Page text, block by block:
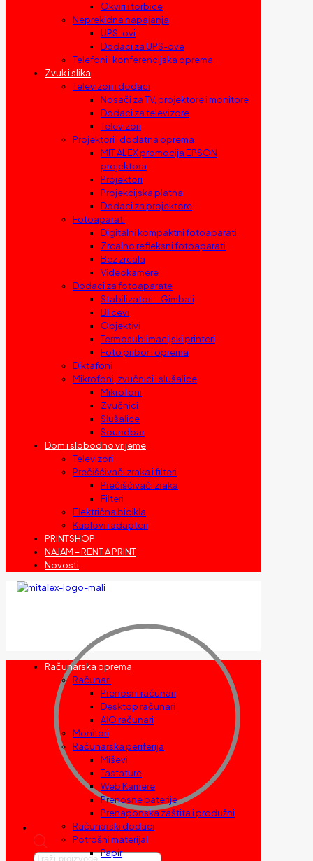
Okviri i torbice
Neprekidna napajanja
UPS-ovi
Dodaci za UPS-ove
Telefoni i konferencijska oprema
Zvuk i slika
Televizori i dodaci
Nosači za TV, projektore i monitore
Dodaci za televizore
Televizori
Projektori i dodatna oprema
MIT ALEX promocija EPSON
projektora
Projektori
Projekcijska platna
Dodaci za projektore
Fotoaparati
Digitalni kompaktni fotoaparati
Zrcalno refleksni fotoaparati
Bez zrcala
Videokamere
Dodaci za fotoaparate
Stabilizatori – Gimbali
Blicevi
Objektivi
Termosublimacijski printeri
Foto pribor i oprema
Diktafoni
Mikrofoni, zvučnici i slušalice
Mikrofoni
Zvučnici
Slušalice
Soundbar
Dom i slobodno vrijeme
Televizori
Prečišćivači zraka i filteri
Prečišćivači zraka
Filteri
Električna bicikla
Kablovi i adapteri
PRINTSHOP
NAJAM – RENT A PRINT
Novosti
Products
Računarska oprema
Računari
Prenosni računari
Desktop računari
AIO računari
Monitori
Računarska periferija
Miševi
Tastature
Web Kamere
Prenosne baterije
Prenaponska zaštita i produžni
Računarski dodaci
Potrošni materijal
Papir